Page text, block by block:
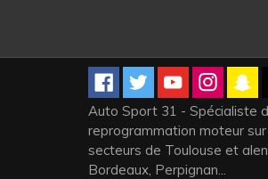
Auto Sport 31 - Spécialiste
reprogrammation moteur
secteurs de Toulouse et
Bordeaux, Perpignan...